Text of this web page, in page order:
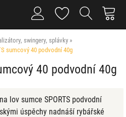
swingery, splávky
sumcový 40 podvodní 40g
40 podvodní 40g
lov sumce SPORTS podvodní
úspěchy nadnáší rybářské